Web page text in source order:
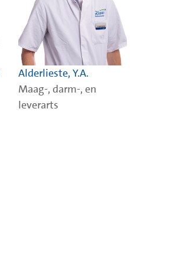
Alderlieste, Y.A.
Maag-, darm-, en
leverarts